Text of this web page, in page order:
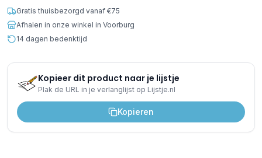
Gratis thuisbezorgd vanaf €75
Afhalen in onze winkel in Voorburg
14 dagen bedenktijd
Kopieer dit product naar je lijstje
Plak de URL in je verlanglijst op Lijstje.nl
Kopieren